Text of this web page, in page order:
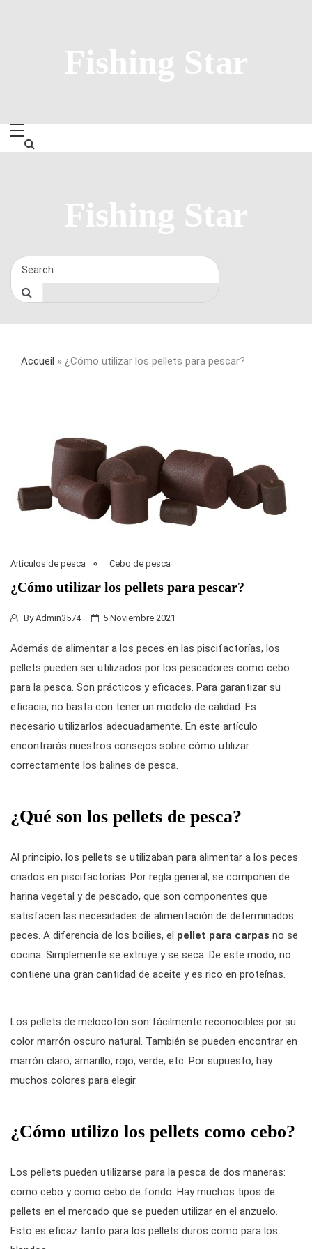
Fishing Star
Fishing Star
Accueil » ¿Cómo utilizar los pellets para pescar?
Artículos de pesca Cebo de pesca
¿Cómo utilizar los pellets para pescar?
ByAdmin3574 5 Noviembre 2021
Además de alimentar a los peces en las piscifactorías, los
pellets pueden ser utilizados por los pescadores como cebo
para la pesca. Son prácticos y eficaces. Para garantizar su
eficacia, no basta con tener un modelo de calidad. Es
necesario utilizarlos adecuadamente. En este artículo
encontrarás nuestros consejos sobre cómo utilizar
correctamente los balines de pesca.
¿Qué son los pellets de pesca?
Al principio, los pellets se utilizaban para alimentar a los peces
criados en piscifactorías. Por regla general, se componen de
harina vegetal y de pescado, que son componentes que
satisfacen las necesidades de alimentación de determinados
peces. A diferencia de los boilies, el pellet para carpas no se
cocina. Simplemente se extruye y se seca. De este modo, no
contiene una gran cantidad de aceite y es rico en proteínas.
Los pellets de melocotón son fácilmente reconocibles por su
color marrón oscuro natural. También se pueden encontrar en
marrón claro, amarillo, rojo, verde, etc. Por supuesto, hay
muchos colores para elegir.
¿Cómo utilizo los pellets como cebo?
Los pellets pueden utilizarse para la pesca de dos maneras:
como cebo y como cebo de fondo. Hay muchos tipos de
pellets en el mercado que se pueden utilizar en el anzuelo.
Esto es eficaz tanto para los pellets duros como para los